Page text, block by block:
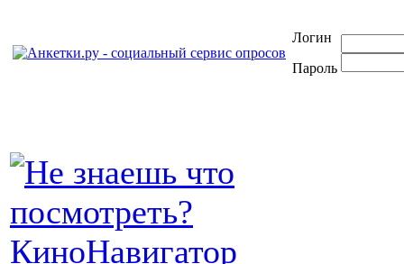
Логин
Пароль